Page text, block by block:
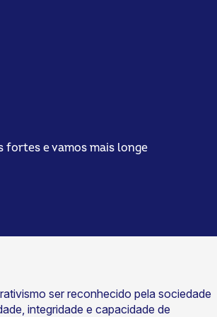
fortes e vamos mais longe
ser reconhecido pela sociedade
integridade e capacidade de